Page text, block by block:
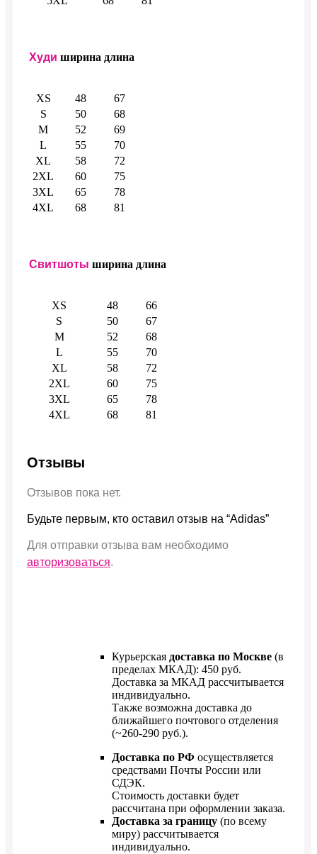
Худи ширина длина
XS 48
67
S
50
68
M
52
69
L
55
70
XL
58
72
2XL
60
75
3XL
65
78
4XL
68 81
Свитшоты ширина длина
XS 48
66
S
50
67
M
52
68
L
55
70
XL
58
72
2XL
60
75
3XL
65
78
4XL
68 81
Отзывы
Отзывов пока нет.
Будьте первым, кто оставил отзыв на “Adidas”
Для отправки отзыва вам необходимо
авторизоваться.
Курьерская доставка по Москве (в
пределах МКАД): 450 руб.
Доставка за МКАД рассчитывается
индивидуально.
Также возможна доставка до
ближайшего почтового отделения
(~260-290 руб.).
Доставка по РФ осуществляется
средствами Почты России или
СДЭК.
Стоимость доставки будет
рассчитана при оформлении заказа.
Доставка за границу (по всему
миру) рассчитывается
индивидуально.